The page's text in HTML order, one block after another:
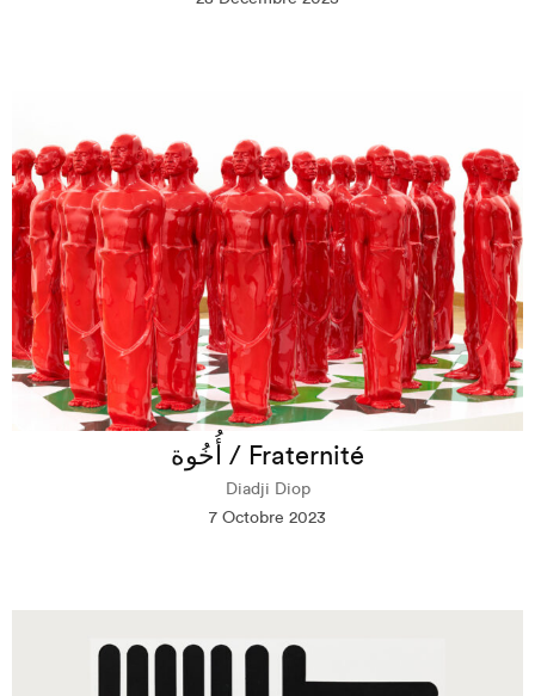
أُخُوة / Fraternité
Diadji Diop
7 Octobre 2023